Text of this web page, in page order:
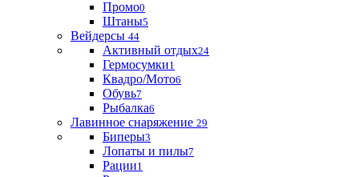
Промо0
Штаны5
Вейдерсы 44
Активный отдых24
Гермосумки1
Квадро/Мото6
Обувь7
Рыбалка6
Лавинное снаряжение 29
Биперы3
Лопаты и пилы7
Рации1